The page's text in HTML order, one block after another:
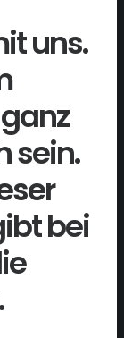
uns.
sein.
bei